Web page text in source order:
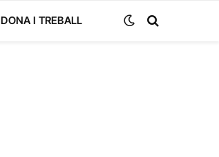
DONA I TREBALL